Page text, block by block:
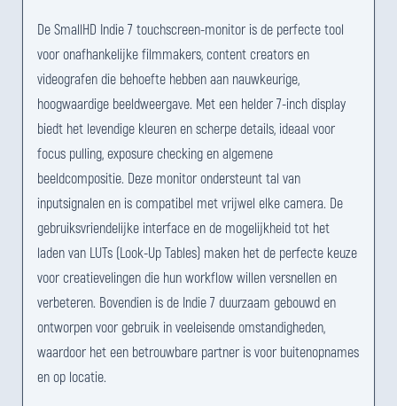
De SmallHD Indie 7 touchscreen-monitor is de perfecte tool
voor onafhankelijke filmmakers, content creators en
videografen die behoefte hebben aan nauwkeurige,
hoogwaardige beeldweergave. Met een helder 7-inch display
biedt het levendige kleuren en scherpe details, ideaal voor
focus pulling, exposure checking en algemene
beeldcompositie. Deze monitor ondersteunt tal van
inputsignalen en is compatibel met vrijwel elke camera. De
gebruiksvriendelijke interface en de mogelijkheid tot het
laden van LUTs (Look-Up Tables) maken het de perfecte keuze
voor creatievelingen die hun workflow willen versnellen en
verbeteren. Bovendien is de Indie 7 duurzaam gebouwd en
ontworpen voor gebruik in veeleisende omstandigheden,
waardoor het een betrouwbare partner is voor buitenopnames
en op locatie.